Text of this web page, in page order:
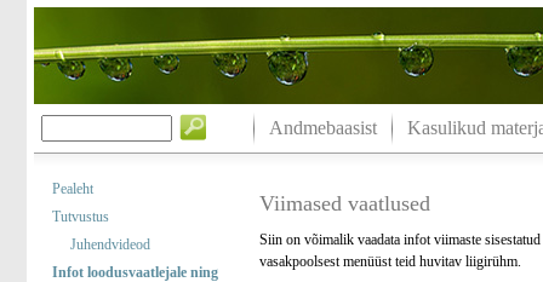
Andmebaasist Kasulikud
Pealeht
Tutvustus
Juhendvideod
Infot loodusvaatlejale ning
Viimased vaatlused
Siin on võimalik vaadata infot viimaste
vasakpoolsest menüüst teid huvitav liigirühm.